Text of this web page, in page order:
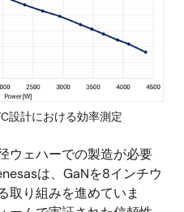
設計における効率測定
ウェハーでの製造が必要
は、GaNを8インチウ
取り組みを進めていま